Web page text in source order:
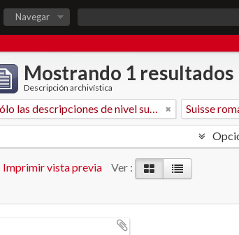
Navegar
Mostrando 1 resultados
Descripción archivística
Sólo las descripciones de nivel superior Suisse
Imprimir vista previa
Ver :